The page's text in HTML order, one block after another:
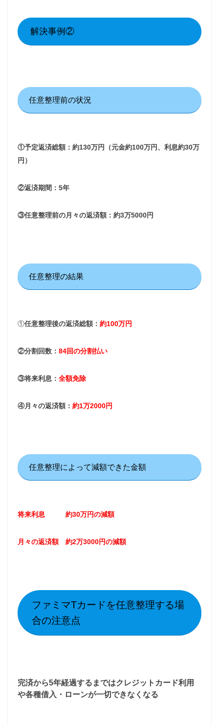
解決事例②
任意整理前の状況
①予定返済総額： 約130万円（元金約100万円、利息約30万
円）
②返済期間：5年
③任意整理前の月々の返済額：約3万5000円
任意整理の結果
①任意整理後の返済総額： 約100万円
②分割回数： 84回の分割払い
③将来利息： 全額免除
④月々の返済額： 約1万2000円
任意整理によって減額できた金額
将来利息 約30万円の減額
月々の返済額 約2万3000円の減額
ファミマTカードを任意整理する場
合の注意点
完済から5年経過するまではクレジットカード利用
や各種借入・ローンが一切できなくなる